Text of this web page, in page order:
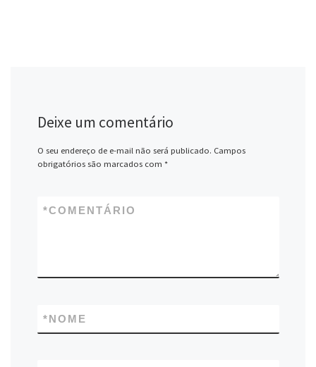
Deixe um comentário
O seu endereço de e-mail não será publicado. Campos
obrigatórios são marcados com *
COMENTÁRIO
*
NOME
*